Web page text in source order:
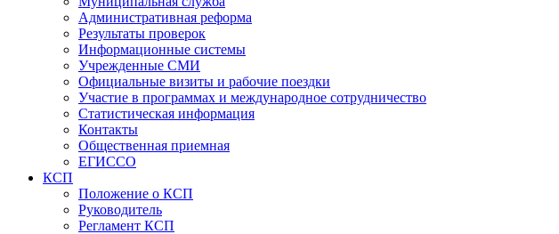
Административная реформа
Результаты проверок
Информационные системы
Учрежденные СМИ
Официальные визиты и рабочие поездки
Участие в программах и международное сотрудничество
Статистическая информация
Контакты
Общественная приемная
ЕГИССО
КСП
Положение о КСП
Руководитель
Регламент КСП